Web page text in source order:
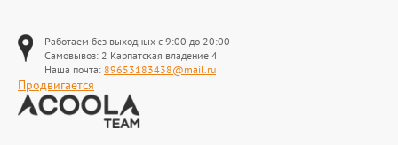
Работаем без выходных с 9:00 до 20:00
Самовывоз: 2 Карпатская владение 4
Наша почта: 89653183438@mail.ru
Продвигается